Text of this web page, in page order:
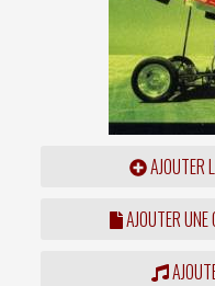
AJOUTER
AJOUTER